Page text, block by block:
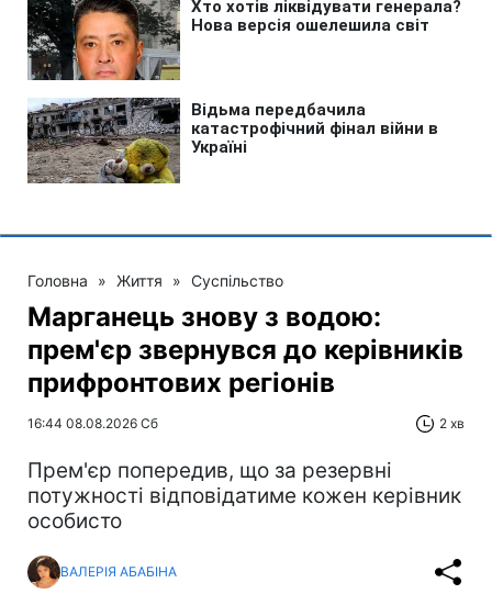
Головна » Життя » Суспільство
Марганець знову з водою:
прем'єр звернувся до керівників
прифронтових регіонів
16:44 08.08.2026 Сб 2 хв
Прем'єр попередив, що за резервні
потужності відповідатиме кожен керівник
особисто
ВАЛЕРІЯ АБАБІНА